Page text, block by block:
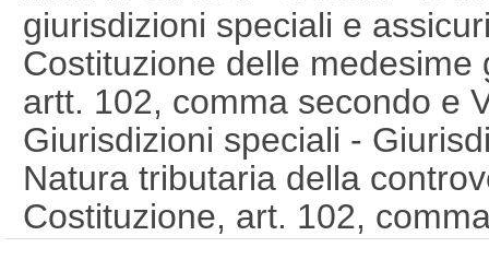
giurisdizioni speciali e
Costituzione delle
artt. 102, comma secondo e
Giurisdizioni speciali -
Natura tributaria della
Costituzione, art. 102,